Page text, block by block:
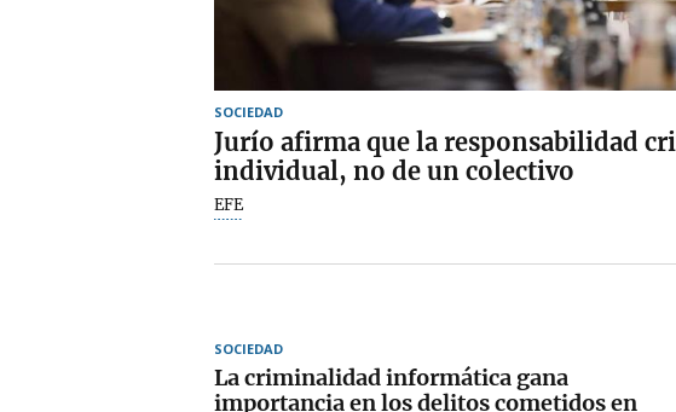
SOCIEDAD
Jurío afirma que la responsabilidad
individual, no de un colectivo
EFE
SOCIEDAD
La criminalidad informática gana
importancia en los delitos cometidos en